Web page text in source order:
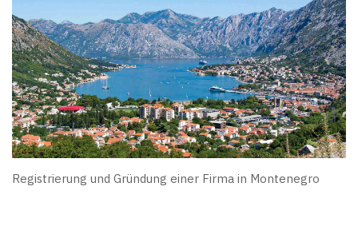
Registrierung und Gründung einer Firma in Montenegro